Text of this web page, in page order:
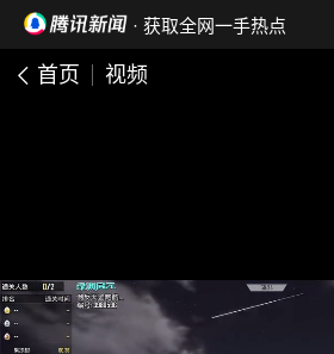
· 获取全网一手热点
首页 视频